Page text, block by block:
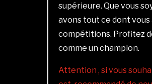
supérieure. Que vous
avons tout ce dont
compétitions. Profitez
comme un champion.
Attention , si vous